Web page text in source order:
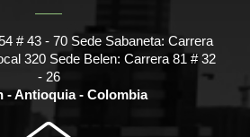
# 43 - 70 Sede Sabaneta: Carrera
320 Sede Belen: Carrera 81 # 32
- 26
- Antioquia - Colombia